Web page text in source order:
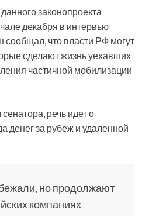
законопроекта
декабря в интервью
сообщал, что власти РФ могут
сделают жизнь уехавших
частичной мобилизации
речь идет о
денег за рубеж и удаленной
но продолжают
компаниях